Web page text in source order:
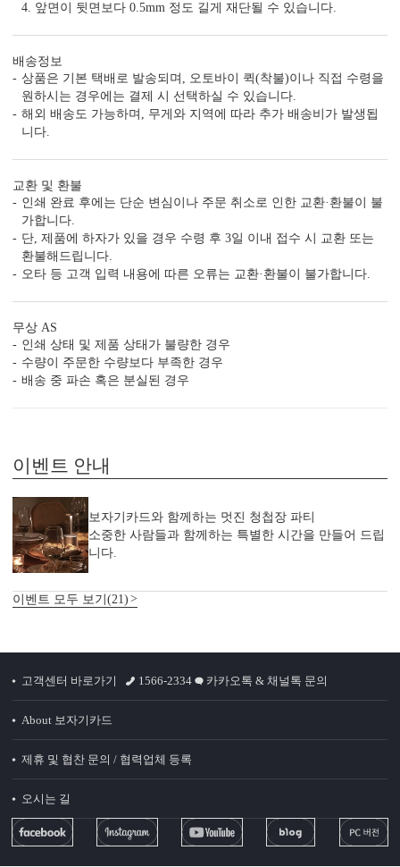
DIGITAL PRINTING
<1/2 >
전문 사진 보정
보정 전문가가 잡티, 얼굴라인, 바디라인, 색감, 피부 등을 요청에 따
라 정밀 보정해 드리는 서비스입니다.
감성 더하기
당신만의 특별한 청첩장을 위한
다양한 옵션 상품이 준비되어 있습니다.
카드 봉투
4. 앞면이 뒷면보다 0.5mm 정도 길게 재단될 수 있습니다.
배송정보
상품은 기본 택배로 발송되며, 오토바이 퀵(착불)이나 직접 수령을
원하시는 경우에는 결제 시 선택하실 수 있습니다.
해외 배송도 가능하며, 무게와 지역에 따라 추가 배송비가 발생됩
니다.
교환 및 환불
인쇄 완료 후에는 단순 변심이나 주문 취소로 인한 교환·환불이 불
가합니다.
단, 제품에 하자가 있을 경우 수령 후 3일 이내 접수 시 교환 또는
환불해드립니다.
오타 등 고객 입력 내용에 따른 오류는 교환·환불이 불가합니다.
무상 AS
인쇄 상태 및 제품 상태가 불량한 경우
수량이 주문한 수량보다 부족한 경우
배송 중 파손 혹은 분실된 경우
이벤트 안내
보자기카드와 함께하는 멋진 청첩장 파티
소중한 사람들과 함께하는 특별한 시간을 만들어 드립
니다.
이벤트 모두 보기(21)
고객센터 바로가기 1566-2334 카카오톡 & 채널톡 문의
About 보자기카드
제휴 및 협찬 문의 / 협력업체 등록
오시는 길